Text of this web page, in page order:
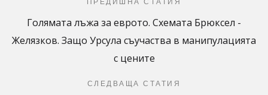
Голямата лъжа за еврото. Схемата Брюксел -
Желязков. Защо Урсула съучаства в манипулацията
с цените
СЛЕДВАЩА СТАТИЯ